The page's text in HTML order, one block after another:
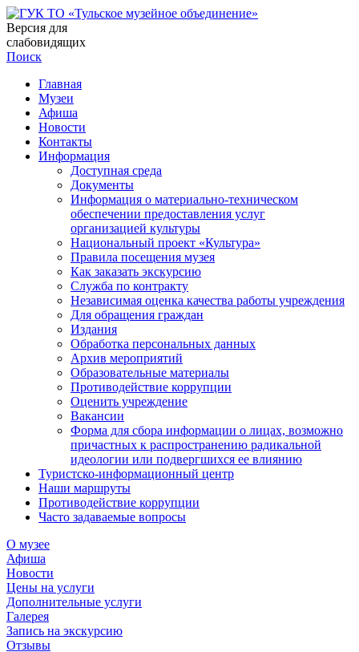
Версия для
слабовидящих
Поиск
Главная
Музеи
Афиша
Новости
Контакты
Информация
Доступная среда
Документы
Информация о материально-техническом
обеспечении предоставления услуг
организацией культуры
Национальный проект «Культура»
Правила посещения музея
Как заказать экскурсию
Служба по контракту
Независимая оценка качества работы учреждения
Для обращения граждан
Издания
Обработка персональных данных
Архив мероприятий
Образовательные материалы
Противодействие коррупции
Оценить учреждение
Вакансии
Форма для сбора информации о лицах, возможно
причастных к распространению радикальной
идеологии или подвергшихся ее влиянию
Туристско-информационный центр
Наши маршруты
Противодействие коррупции
Часто задаваемые вопросы
О музее
Афиша
Новости
Цены на услуги
Дополнительные услуги
Галерея
Запись на экскурсию
Отзывы